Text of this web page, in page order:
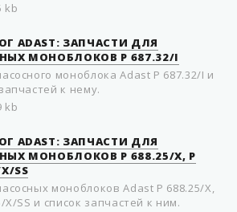
kb
ADAST: ЗАПЧАСТИ ДЛЯ
МОНОБЛОКОВ P 687.32/I
моноблока Adast P 687.32/I и
к нему.
kb
ADAST: ЗАПЧАСТИ ДЛЯ
МОНОБЛОКОВ P 688.25/X, P
SS
моноблоков Adast P 688.25/X,
X/SS и список запчастей к ним.